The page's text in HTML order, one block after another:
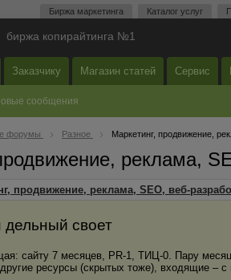
Биржа маркетинга Каталог услуг
биржа копирайтинга №1
Заказчику Магазин статей Сервис
сообщения
форумы Разное Маркетинг, продвижение,
реклама,
продвижение, реклама, SEO, веб-
своет
сайту 7 месяцев, PR-1, ТИЦ-0. Пару
ресурсы (скрытых тоже), входящие –